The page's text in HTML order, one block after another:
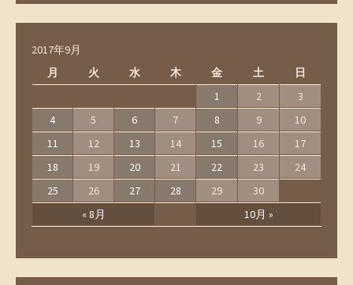
2017年9月
月
火 水 木 金 土 日
« 8月 10月 »
1 2
3
4
5 6 7 8 9
10
11
12 13 14 15 16
17
18
19 20 21 22 23
24
25
26 27 28 29 30